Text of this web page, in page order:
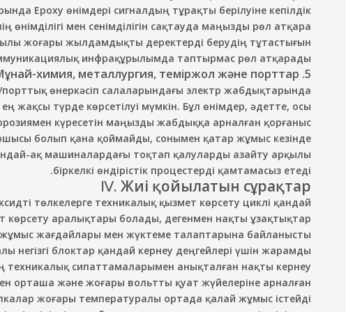
Epoxy өнімдері сигналдың тұрақты берілуіне кепілдік
өнімділігі мен сенімділігін сақтауда маңызды рөл атқара
жоғары жылдамдықты деректерді берудің тұтастығын
инфрақұрылымда таптырмас рөл атқарады.
5. Мұнай-химия, металлургия, теміржол және порттар
өнеркәсіп салаларындағы электр жабдықтарында
жақсы түрде көрсетілуі мүмкін. Бұл өнімдер, әдетте, осы
күресетін маңызды жабдыққа арналған қорғаныс
болып қана қоймайды, сонымен қатар жұмыс кезінде
ақ машиналардағы тоқтап қалуларды азайту арқылы
біркелкі өндірістік процестерді қамтамасыз етеді.
Ⅳ. Жиі қойылатын сұрақтар
төлкелерге техникалық қызмет көрсету циклі қандай?
көрсету аралықтары болады, дегенмен нақты ұзақтықтар
жұмыс жағдайлары мен жүктеме талаптарына байланысты.
негізгі блоктар қандай кернеу деңгейлері үшін жарамды?
техникалық сипаттамаларымен анықталған нақты кернеу
орташа және жоғары вольтты қуат жүйелеріне арналған.
жоғары температуралы ортада қалай жұмыс істейді?